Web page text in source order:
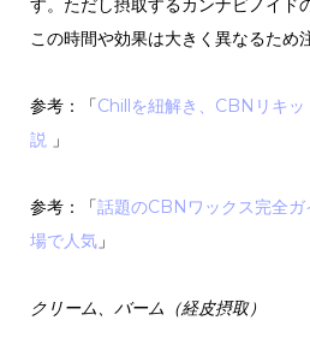
す。ただし摂取するカンナビノイド
この時間や効果は大きく異なるため
参考：「Chillを紐解き、CBNリキ
説 」
参考：「話題のCBNワックス完全
場で人気」
クリーム、バーム（経皮摂取）